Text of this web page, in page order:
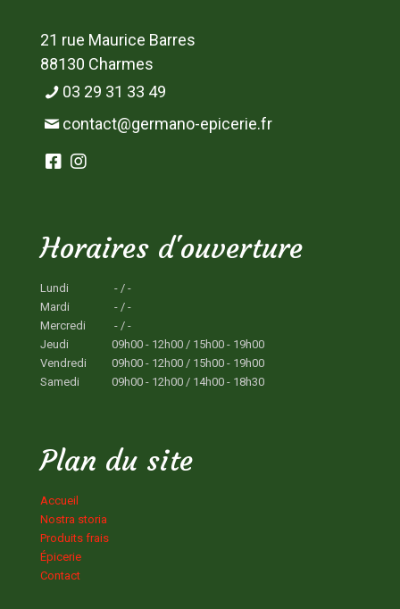
21 rue Maurice Barres
88130 Charmes
03 29 31 33 49
contact@germano-epicerie.fr
Horaires d'ouverture
Lundi
- / -
Mardi
- / -
Mercredi
- / -
Jeudi
09h00 - 12h00 / 15h00 - 19h00
Vendredi
09h00 - 12h00 / 15h00 - 19h00
Samedi
09h00 - 12h00 / 14h00 - 18h30
Plan du site
Accueil
Nostra storia
Produits frais
Épicerie
Contact